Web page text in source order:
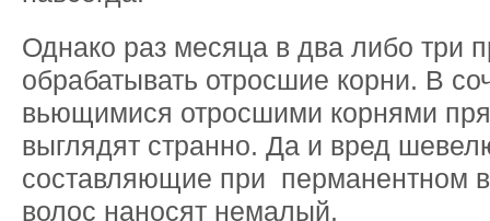
Однако раз месяца в два либо три
обрабатывать отросшие корни. В
вьющимися отросшими корнями
выглядят странно. Да и вред
составляющие при перманентном
волос наносят немалый.